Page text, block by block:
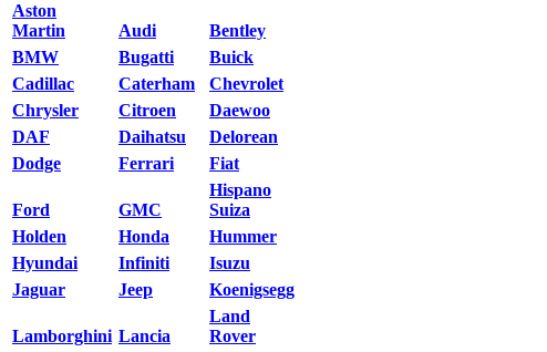
Aston
Martin
Audi
Bentley
BMW
Bugatti
Buick
Cadillac
Caterham
Chevrolet
Chrysler
Citroen
Daewoo
DAF
Daihatsu
Delorean
Dodge
Ferrari Fiat
Ford GMC
Hispano
Suiza
Holden
Honda
Hummer
Hyundai
Infiniti
Isuzu
Jaguar
Jeep Koenigsegg
Lamborghini Lancia
Land
Rover